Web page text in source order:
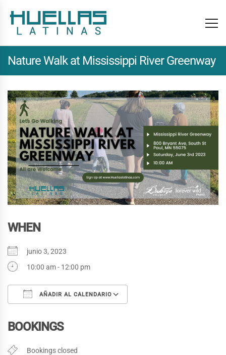
Nature Walk at Mississippi River Greenway
WHEN
junio 3, 2023
10:00 am - 12:00 pm
AÑADIR AL CALENDARIO
BOOKINGS
Bookings closed